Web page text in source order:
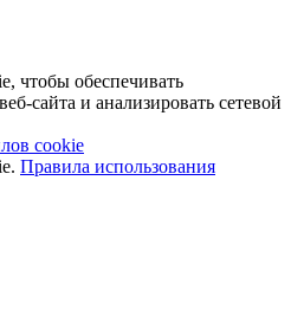
чтобы обеспечивать
сайта и анализировать сетевой
cookie
Правила использования